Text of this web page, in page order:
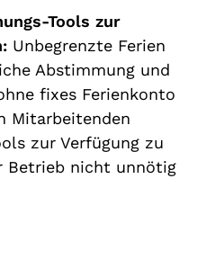
Tools zur
Unbegrenzte Ferien
Abstimmung und
fixes Ferienkonto
Mitarbeitenden
zur Verfügung zu
Betrieb nicht unnötig